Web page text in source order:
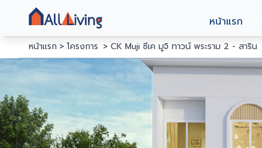
หน้าแรก
หน้าแรก โครงการ CK Muji ซีเค มูจิ ทาวน์ พระราม 2 - สาริน